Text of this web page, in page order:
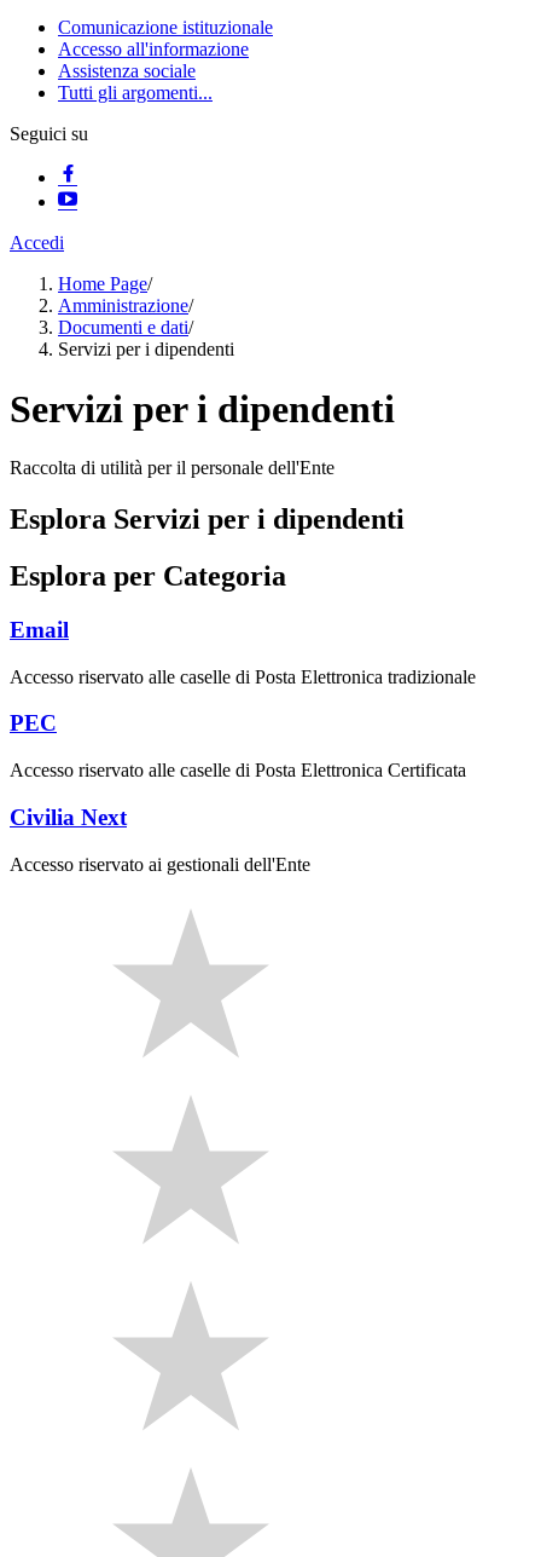
Comunicazione istituzionale
Accesso all'informazione
Assistenza sociale
Tutti gli argomenti...
Seguici su
Accedi
Home Page/
Amministrazione/
Documenti e dati/
Servizi per i dipendenti
Servizi per i dipendenti
Raccolta di utilità per il personale dell'Ente
Esplora Servizi per i dipendenti
Esplora per Categoria
Email
Accesso riservato alle caselle di Posta Elettronica tradizionale
PEC
Accesso riservato alle caselle di Posta Elettronica Certificata
Civilia Next
Accesso riservato ai gestionali dell'Ente